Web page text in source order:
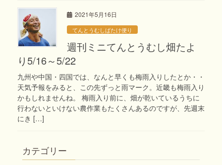
2021年5月16日
てんとうむしばたけ便り
週刊ミニてんとうむし畑たよ
り5/16～5/22
九州や中国・四国では、なんと早くも梅雨入りしたとか・・
天気予報をみると、この先ずっと雨マーク。近畿も梅雨入り
かもしれませんね。 梅雨入り前に、畑が乾いているうちに
行わないといけない農作業もたくさんあるのですが、先週末
にき […]
カテゴリー